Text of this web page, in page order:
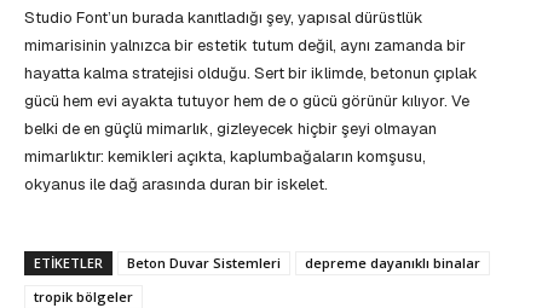
Studio Font’un burada kanıtladığı şey, yapısal dürüstlük
mimarisinin yalnızca bir estetik tutum değil, aynı zamanda bir
hayatta kalma stratejisi olduğu. Sert bir iklimde, betonun çıplak
gücü hem evi ayakta tutuyor hem de o gücü görünür kılıyor. Ve
belki de en güçlü mimarlık, gizleyecek hiçbir şeyi olmayan
mimarlıktır: kemikleri açıkta, kaplumbağaların komşusu,
okyanus ile dağ arasında duran bir iskelet.
ETIKETLER Beton Duvar Sistemleri
depreme dayanıklı binalar
tropik bölgeler